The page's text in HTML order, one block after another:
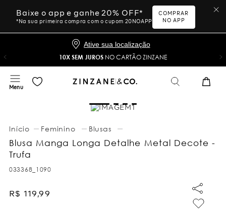
Baixe o app e ganhe 20% OFF*
*Na sua primeira compra com o cupom 20NOAPP
COMPRAR
NO APP
Ative sua localização
10X SEM JUROS NO CARTÃO ZINZANE
Feminino Blusas
Blusa Manga Longa Detalhe Metal Decote -
Trufa
033368_1090
R$ 119,99